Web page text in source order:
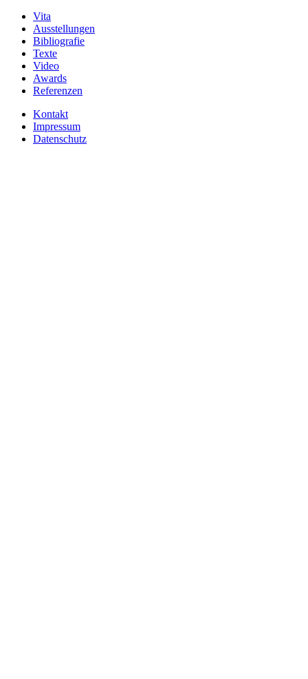
Vita
Ausstellungen
Bibliografie
Texte
Video
Awards
Referenzen
Kontakt
Impressum
Datenschutz